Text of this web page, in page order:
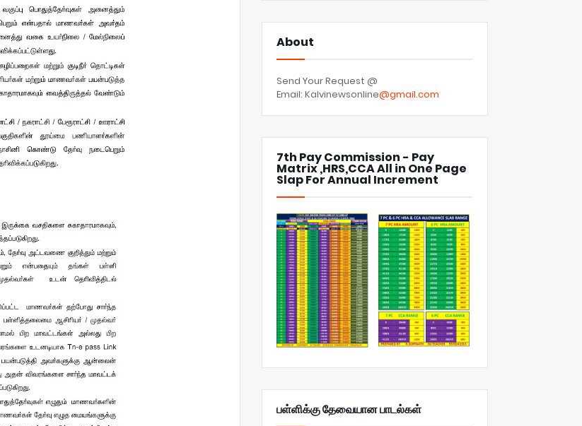
About
Send Your Request @
Email: Kalvinewsonline@gmail.com
7th Pay Commission - Pay
Matrix ,HRS,CCA All in One Page
Slap For Annual Increment
பள்ளிக்கு தேவையான பாடல்கள்